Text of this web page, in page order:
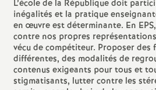
L’école de la République doit
inégalités et la pratique
en œuvre est déterminante. En
contre nos propres
vécu de compétiteur. Proposer des
différentes, des modalités de
contenus exigeants pour tous et
stigmatisants, lutter contre les